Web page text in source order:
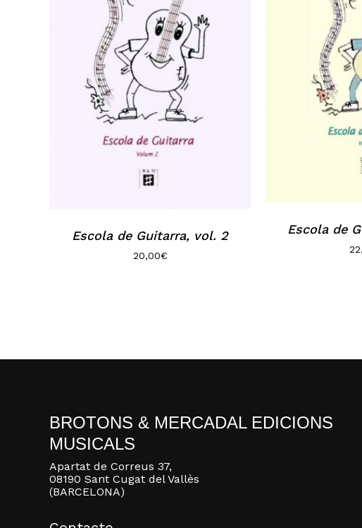
Escola de Guitarra, vol. 2
20,00€
Escola de
BROTONS & MERCADAL EDICIONS
MUSICALS
Apartat de Correus 37,
08190 Sant Cugat del Vallès
(BARCELONA)